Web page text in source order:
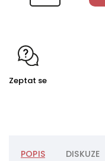
Zeptat se
POPIS DISKUZE